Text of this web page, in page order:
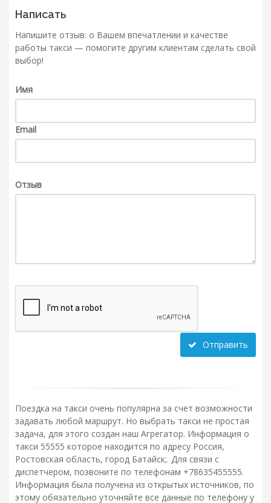
Написать
Напишите отзыв: о Вашем впечатлении и качестве
работы такси — помогите другим клиентам сделать свой
выбор!
Имя
Email
Отзыв
Отправить
Поездка на такси очень популярна за счет возможности
задавать любой маршрут. Но выбрать такси не простая
задача, для этого создан наш Агрегатор. Информация о
такси 55555 которое находится по адресу Россия,
Ростовская область, город Батайск;. Для связи с
диспетчером, позвоните по телефонам +78635455555.
Информация была получена из открытых источников, по
этому обязательно уточняйте все данные по телефону у